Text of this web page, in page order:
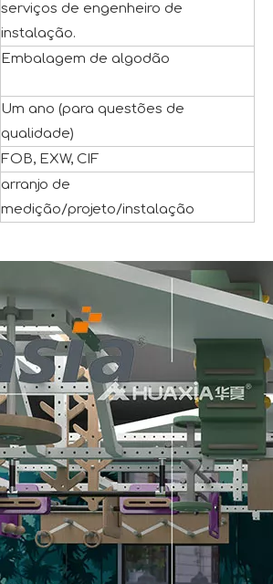
serviços de engenheiro de
instalação.
Embalagem de algodão
Um ano (para questões de
qualidade)
FOB, EXW, CIF
arranjo de
medição/projeto/instalação